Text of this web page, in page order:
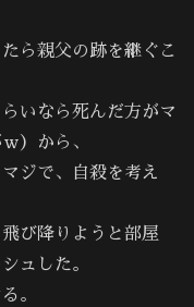
ら親父の跡を継ぐこ
いなら死んだ方がマ
）から、
ジで、自殺を考え
び降りようと部屋
ュした。
。